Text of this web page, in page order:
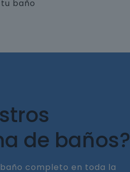
baño
de baños?
completo en toda la